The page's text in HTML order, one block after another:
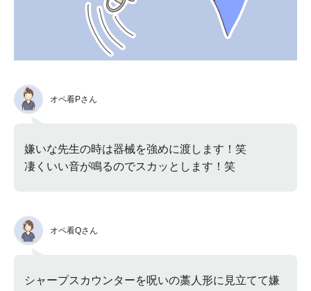
オペ看Pさん
嫌いな先生の時は器械を強めに渡します！笑
凄くいい音が鳴るのでスカッとします！笑
オペ看Qさん
シャープスカウンターを呪いの藁人形に見立てて嫌